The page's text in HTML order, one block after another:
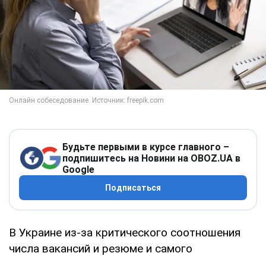
Будьте первыми в курсе главного –
подпишитесь на Новини на OBOZ.UA в
Google
Подписаться
В Украине из-за критического соотношения
числа вакансий и резюме и самого